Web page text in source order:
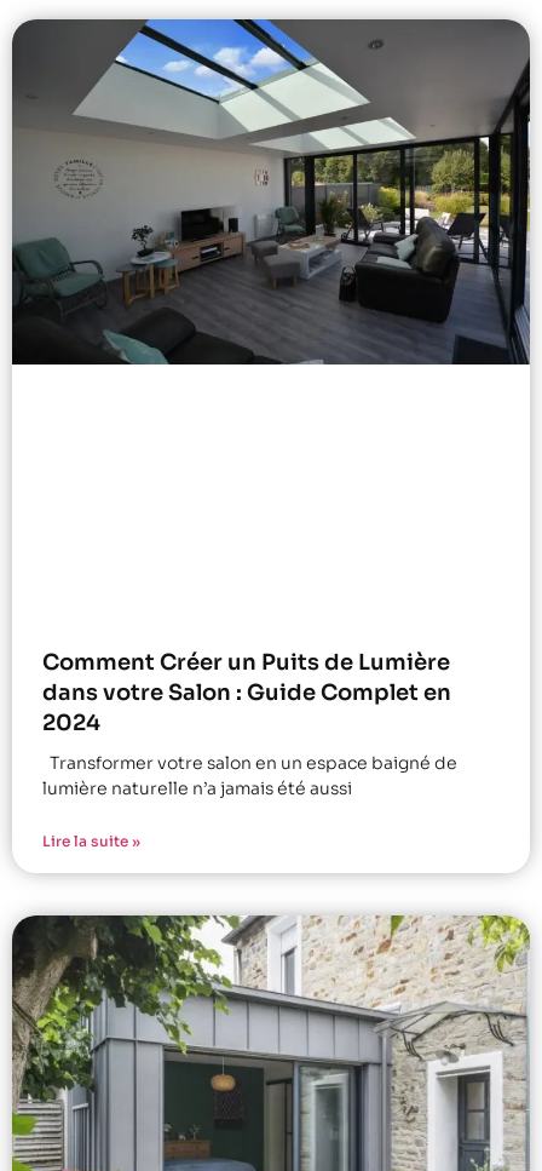
Comment Créer un Puits de Lumière
dans votre Salon : Guide Complet en
2024
Transformer votre salon en un espace baigné de
lumière naturelle n’a jamais été aussi
Lire la suite »